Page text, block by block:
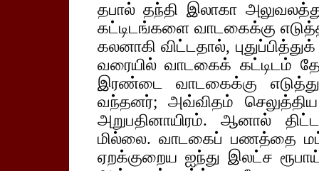
தபால் தந்தி இலாகா
கட்டிடங்களை வாடகைக்கு
கலனாகி விட்டதால்,
வரையில் வாடகைக் கட்டிடம்
இரண்டை வாடகைக்கு
வந்தனர்; அவ்விதம்
அறுபதினாயிரம். ஆனால்
மில்லை. வாடகைப் பணத்தை
ஏறக்குறைய ஐந்து இலட்ச